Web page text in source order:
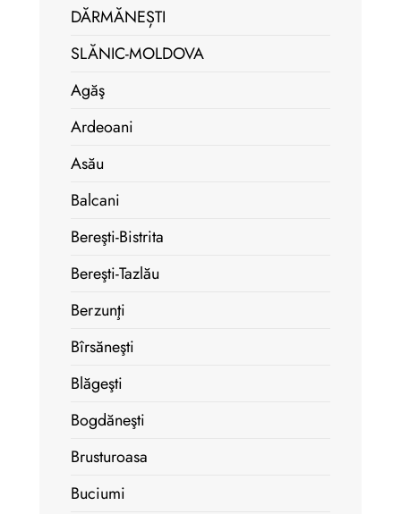
DĂRMĂNEȘTI
SLĂNIC-MOLDOVA
Agăş
Ardeoani
Asău
Balcani
Bereşti-Bistrita
Bereşti-Tazlău
Berzunţi
Bîrsăneşti
Blăgeşti
Bogdăneşti
Brusturoasa
Buciumi